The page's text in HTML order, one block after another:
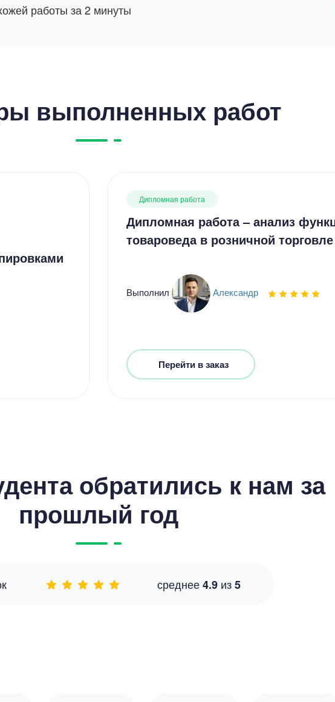
работы за 2 минуты
выполненных работ
Дипломная работа
Дипломная работа – анализ
товароведа в розничной торговле
Выполнил Александр
Перейти в заказ
обратились к нам за
прошлый год
среднее4.9 из5